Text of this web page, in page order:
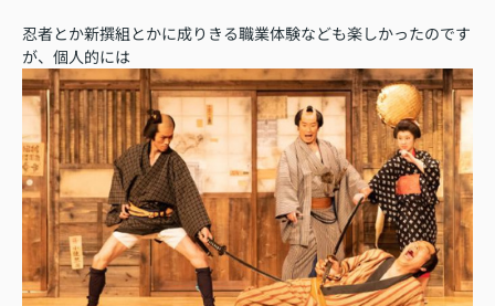
忍者とか新撰組とかに成りきる職業体験なども楽しかったのです
が、個人的には